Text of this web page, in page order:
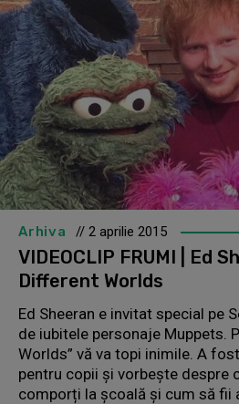
Arhiva // 2 aprilie 2015
VIDEOCLIP FRUMI | Ed
Different Worlds
Ed Sheeran e invitat special pe
de iubitele personaje Muppets.
Worlds” vă va topi inimile. A
pentru copii și vorbește despre
comporți la școală și cum să fii